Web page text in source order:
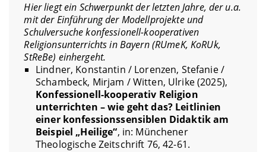
Hier liegt ein Schwerpunkt der letzten Jahre, der u.a.
mit der Einführung der Modellprojekte und
Schulversuche konfessionell-kooperativen
Religionsunterrichts in Bayern (RUmeK, KoRUk,
StReBe) einhergeht.
Lindner, Konstantin / Lorenzen, Stefanie /
Schambeck, Mirjam / Witten, Ulrike (2025),
Konfessionell-kooperativ Religion
unterrichten – wie geht das? Leitlinien
einer konfessionssensiblen Didaktik am
Beispiel „Heilige“, in: Münchener
Theologische Zeitschrift 76, 42-61.